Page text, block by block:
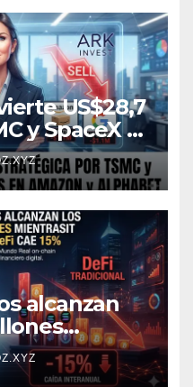
US$28,7
y SpaceX y
en
alcanzan
15%